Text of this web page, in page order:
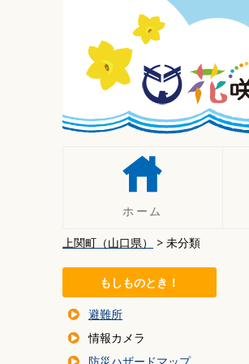
動
ホーム
上関町（山口県） > 未分類
もしものとき！
避難所
情報カメラ
防災ハザードマップ